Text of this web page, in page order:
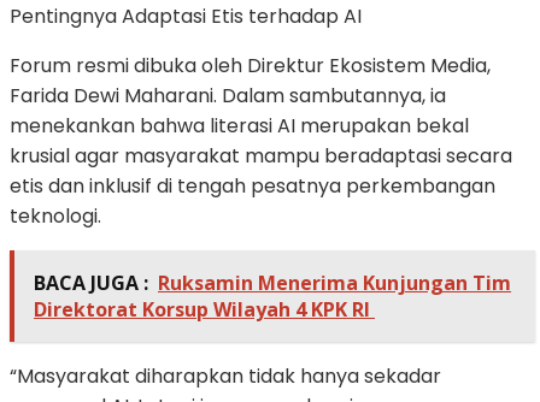
Pentingnya Adaptasi Etis terhadap AI
Forum resmi dibuka oleh Direktur Ekosistem Media,
Farida Dewi Maharani. Dalam sambutannya, ia
menekankan bahwa literasi AI merupakan bekal
krusial agar masyarakat mampu beradaptasi secara
etis dan inklusif di tengah pesatnya perkembangan
teknologi.
BACA JUGA : Ruksamin Menerima Kunjungan Tim
Direktorat Korsup Wilayah 4 KPK RI
“Masyarakat diharapkan tidak hanya sekadar